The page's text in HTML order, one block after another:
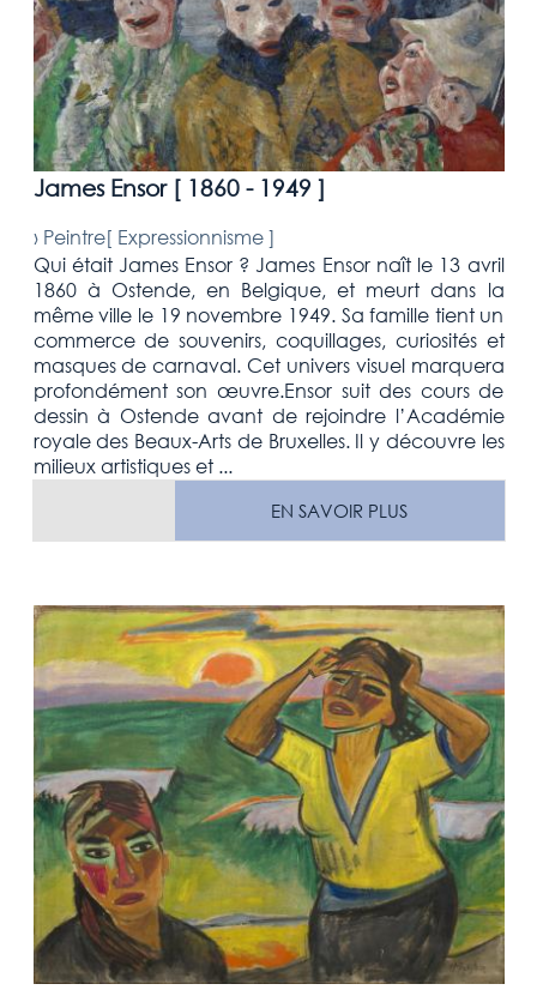
James Ensor [ 1860 - 1949 ]
› Peintre[ Expressionnisme]
Qui était James Ensor ? James Ensor naît le 13 avril
1860 à Ostende, en Belgique, et meurt dans la
même ville le 19 novembre 1949. Sa famille tient un
commerce de souvenirs, coquillages, curiosités et
masques de carnaval. Cet univers visuel marquera
profondément son œuvre.Ensor suit des cours de
dessin à Ostende avant de rejoindre l’Académie
royale des Beaux-Arts de Bruxelles. Il y découvre les
milieux artistiques et ...
EN SAVOIR PLUS